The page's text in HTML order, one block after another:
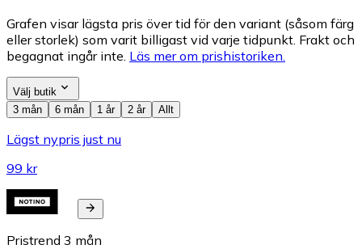
Grafen visar lägsta pris över tid för den variant (såsom färg
eller storlek) som varit billigast vid varje tidpunkt. Frakt och
begagnat ingår inte. Läs mer om prishistoriken.
Välj butik
3 mån
6 mån 1 år 2 år Allt
Lägst nypris just nu
99 kr
Pristrend 3 mån